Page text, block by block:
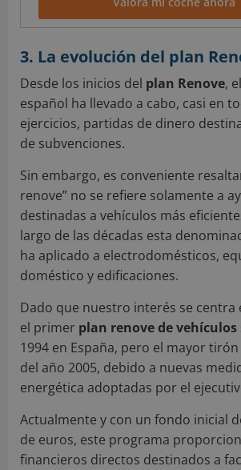
3. La evolución del plan
Desde los inicios del plan Renove,
español ha llevado a cabo, casi en
ejercicios, partidas de dinero
de subvenciones.
Sin embargo, es conveniente
renove” no se refiere solamente a
destinadas a vehículos más
largo de las décadas esta
ha aplicado a electrodomésticos,
doméstico y edificaciones.
Dado que nuestro interés se centra
el primer plan renove de vehículos
1994 en España, pero el mayor
del año 2005, debido a nuevas
energética adoptadas por el
Actualmente y con un fondo inicial
de euros, este programa
financieros directos destinados a